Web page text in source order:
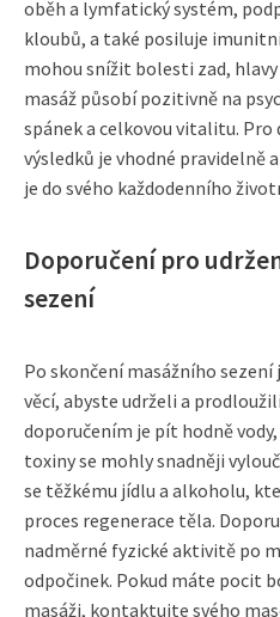
oběh a lymfatický systém,
kloubů, a také posiluje
mohou snížit bolesti zad,
masáž působí pozitivně na
spánek a celkovou vitalitu. Pro
výsledků je vhodné pravidelně
je do svého každodenního
Doporučení pro
sezení
Po skončení masážního
věcí, abyste udrželi a
doporučením je pít hodně
toxiny se mohly snadněji
se těžkému jídlu a alkoholu,
proces regenerace těla.
nadměrné fyzické aktivitě po
odpočinek. Pokud máte pocit
masáži, kontaktujte svého